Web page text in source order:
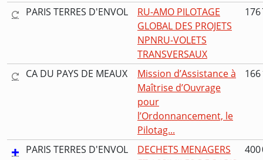
PARIS TERRES D'ENVOL
RU-AMO PILOTAGE
GLOBAL DES PROJETS
NPNRU-VOLETS
TRANSVERSAUX
176
CA DU PAYS DE MEAUX
Mission d’Assistance à
Maîtrise d’Ouvrage
pour
l’Ordonnancement, le
Pilotag...
166
PARIS TERRES D'ENVOL
DECHETS MENAGERS
400